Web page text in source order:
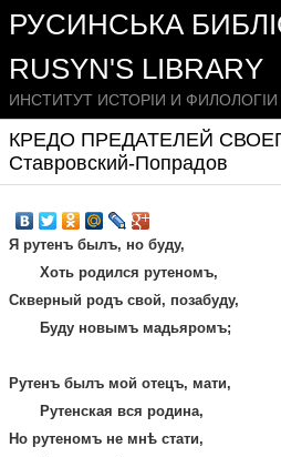
РУСИНСЬКА
RUSYN'S LIBRARY
ИНСТИТУТ ИСТОРІИ И ФИЛОЛОГІИ
КРЕДО ПРЕДАТЕЛЕЙ
Ставровский-Попрадов
Я рутенъ былъ, но буду,
Хоть родился рутеномъ,
Скверный родъ свой, позабуду,
Буду новымъ мадьяромъ;
Рутенъ былъ мой отецъ, мати,
Рутенская вся родина,
Но рутеномъ не мнѣ стати,